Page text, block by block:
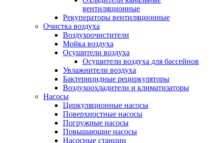
вентиляционные
Рекуператоры вентиляционные
Очистка воздуха
Воздухоочистители
Мойка воздуха
Осушители воздуха
Осушители воздуха для бассейнов
Увлажнители воздуха
Бактерицидные рециркуляторы
Воздухоохладители и климатизаторы
Насосы
Циркуляционные насосы
Поверхностные насосы
Погружные насосы
Повышающие насосы
Насосные станции